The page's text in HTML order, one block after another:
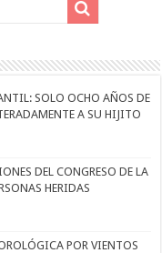
SOLO OCHO AÑOS DE
A SU HIJITO
DEL CONGRESO DE LA
HERIDAS
POR VIENTOS